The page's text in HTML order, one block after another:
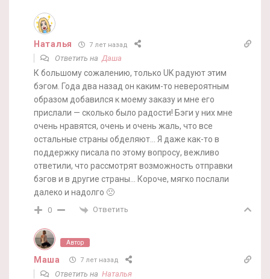
Наталья 7 лет назад
Ответить наДаша
К большому сожалению, только UK радуют этим
бэгом. Года два назад он каким-то невероятным
образом добавился к моему заказу и мне его
прислали — сколько было радости! Бэги у них мне
очень нравятся, очень и очень жаль, что все
остальные страны обделяют… Я даже как-то в
поддержку писала по этому вопросу, вежливо
ответили, что рассмотрят возможность отправки
бэгов и в другие страны… Короче, мягко послали
далеко и надолго 🙁
0 Ответить
Автор
Маша 7 лет назад
Ответить на Наталья